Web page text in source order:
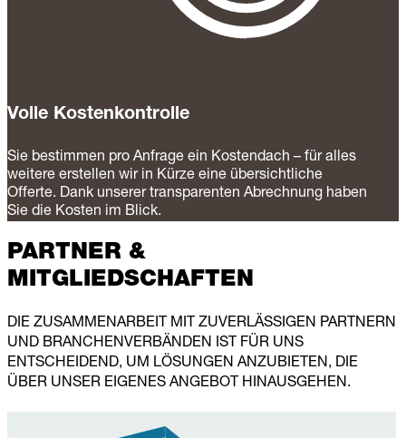
Volle Kostenkontrolle
Sie bestimmen pro Anfrage ein Kostendach – für alles
weitere erstellen wir in Kürze eine übersichtliche
Offerte. Dank unserer transparenten Abrechnung haben
Sie die Kosten im Blick.
PARTNER &
MITGLIEDSCHAFTEN
DIE ZUSAMMENARBEIT MIT ZUVERLÄSSIGEN PARTNERN
UND BRANCHENVERBÄNDEN IST FÜR UNS
ENTSCHEIDEND, UM LÖSUNGEN ANZUBIETEN, DIE
ÜBER UNSER EIGENES ANGEBOT HINAUSGEHEN.